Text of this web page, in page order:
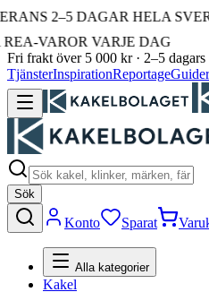
2–5 DAGAR HELA
VAROR VARJE DAG
Fri frakt över 5 000 kr · 2–5 dagars
TjänsterInspirationReportageGuider
Sök
Konto Sparat
Alla kategorier
Kakel